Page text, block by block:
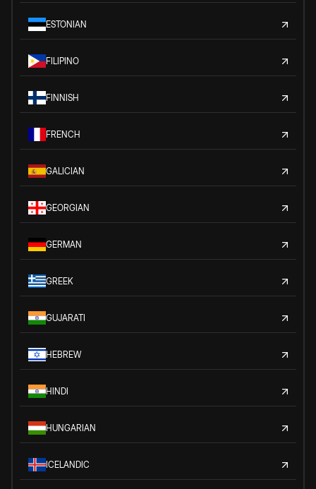
ESTONIAN
FILIPINO
FINNISH
FRENCH
GALICIAN
GEORGIAN
GERMAN
GREEK
GUJARATI
HEBREW
HINDI
HUNGARIAN
ICELANDIC